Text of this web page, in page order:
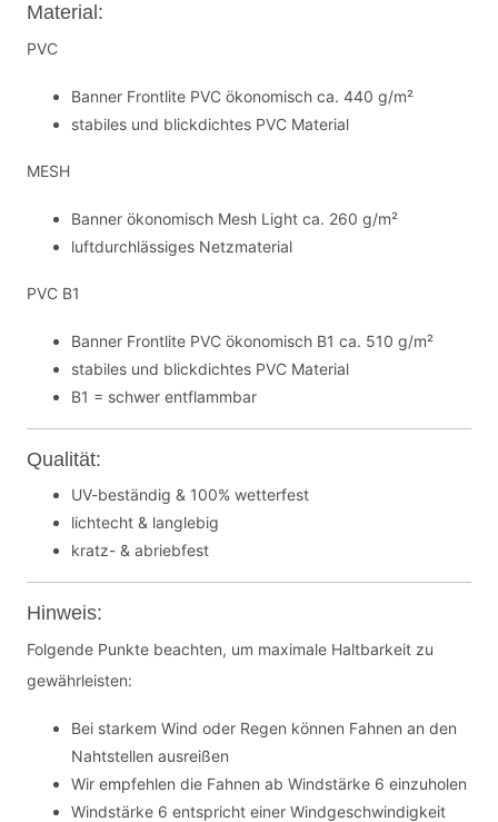
Material:
PVC
Banner Frontlite PVC ökonomisch ca. 440 g/m²
stabiles und blickdichtes PVC Material
MESH
Banner ökonomisch Mesh Light ca. 260 g/m²
luftdurchlässiges Netzmaterial
PVC B1
Banner Frontlite PVC ökonomisch B1 ca. 510 g/m²
stabiles und blickdichtes PVC Material
B1 = schwer entflammbar
Qualität:
UV-beständig & 100% wetterfest
lichtecht & langlebig
kratz- & abriebfest
Hinweis:
Folgende Punkte beachten, um maximale Haltbarkeit zu
gewährleisten:
Bei starkem Wind oder Regen können Fahnen an den
Nahtstellen ausreißen
Wir empfehlen die Fahnen ab Windstärke 6 einzuholen
Windstärke 6 entspricht einer Windgeschwindigkeit